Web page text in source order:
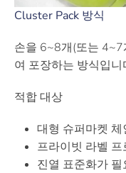
Cluster Pack 방식
손을 6~8개(또는
여 포장하는 방식입니
적합 대상
대형 슈퍼마켓 체
프라이빗 라벨 프
진열 표준화가